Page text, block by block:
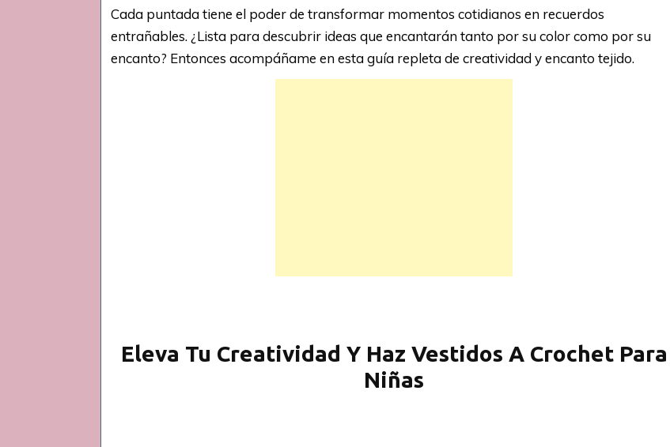
Cada puntada tiene el poder de transformar momentos cotidianos en recuerdos
entrañables. ¿Lista para descubrir ideas que encantarán tanto por su color como por su
encanto? Entonces acompáñame en esta guía repleta de creatividad y encanto tejido.
Eleva Tu Creatividad Y Haz Vestidos A Crochet Para
Niñas